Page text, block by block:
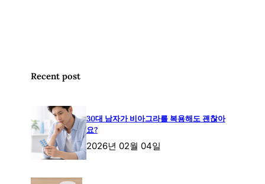
Recent post
30대 남자가 비아그라를 복용해도 괜찮아
요?
2026년 02월 04일